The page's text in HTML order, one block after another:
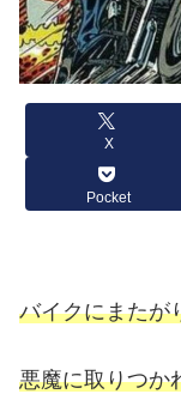
X
Pocket
バイクにまたが
悪魔に取りつか